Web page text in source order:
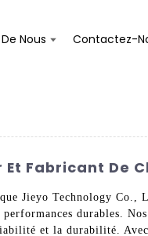
Nous Contactez-
Fabricant De
Jieyo Technology Co.,
durables.
et la durabilité.